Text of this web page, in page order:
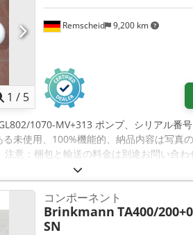
1 / 5
Remscheid 9,200 km
1070-MV+313 ポンプ、シリアル番
未使用、100%機能的、納品内容は写真
注意：梱包と輸送の料金は別途お問い合
コンポーネント
Brinkmann TA400/
SN